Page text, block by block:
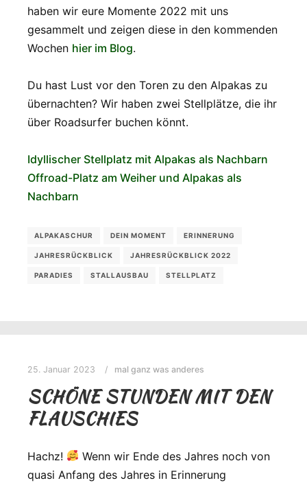
haben wir eure Momente 2022 mit uns
gesammelt und zeigen diese in den kommenden
Wochen hier im Blog.
Du hast Lust vor den Toren zu den Alpakas zu
übernachten? Wir haben zwei Stellplätze, die ihr
über Roadsurfer buchen könnt.
Idyllischer Stellplatz mit Alpakas als Nachbarn
Offroad-Platz am Weiher und Alpakas als
Nachbarn
ALPAKASCHUR DEIN MOMENT ERINNERUNG
JAHRESRÜCKBLICK JAHRESRÜCKBLICK 2022
PARADIES STALLAUSBAU STELLPLATZ
25. Januar 2023 mal ganz was anderes
SCHÖNE STUNDEN MIT DEN
FLAUSCHIES
Hachz!
Wenn wir Ende des Jahres noch von
quasi Anfang des Jahres in Erinnerung